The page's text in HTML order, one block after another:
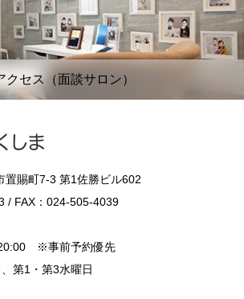
クセス（面談サロン）
賜町7-3 第1佐勝ビル602
/ FAX：024-505-4039
※事前予約優先
第1・第3水曜日